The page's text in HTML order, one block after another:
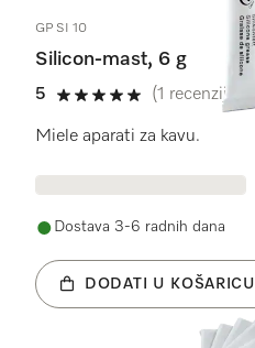
GP SI 10
Silicon-mast, 6 g
5
5 od 5
(1 recenzija)
Miele aparati za kavu.
Dostava 3-6 radnih dana
DODATI U KOŠARICU